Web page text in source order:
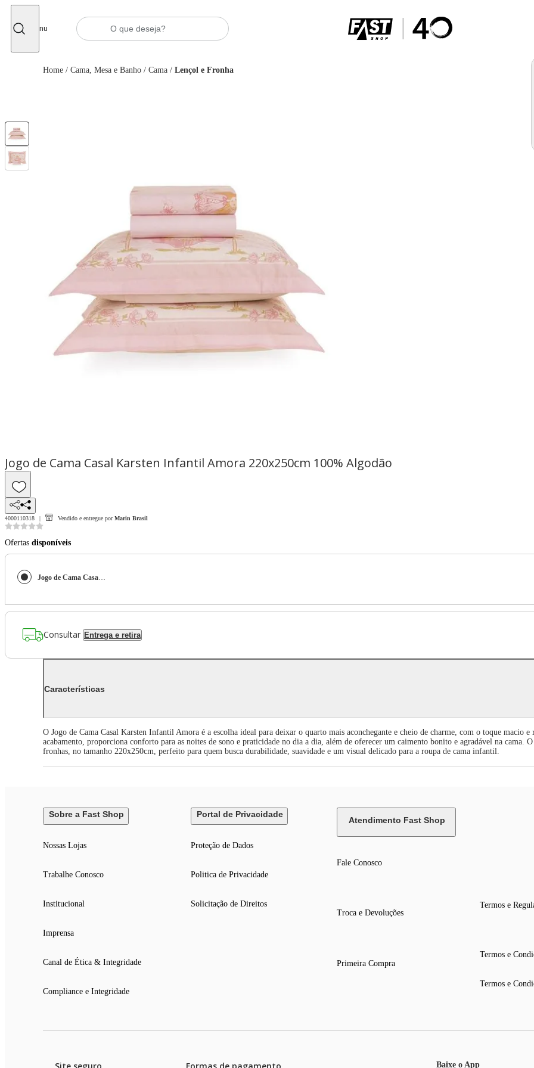
Menu
Home / Cama, Mesa e Banho / Cama / Lençol e Fronha
Jogo de Cama Casal Karsten Infantil Amora 220x250cm 100% Algodão
4000110318 Vendido e entregue por Marin Brasil
Ofertas disponíveis
Jogo de Cama Casal Karsten Infantil Amora 220x250cm 100% Algodão
Consultar Entrega e retira
Características
O Jogo de Cama Casal Karsten Infantil Amora é a escolha ideal para deixar o quarto mais aconchegante e cheio de charme, com o toque macio
acabamento, proporciona conforto para as noites de sono e praticidade no dia a dia, além de oferecer um caimento bonito e agradável na cama.
fronhas, no tamanho 220x250cm, perfeito para quem busca durabilidade, suavidade e um visual delicado para a roupa de cama infantil.
Sobre a Fast Shop
Nossas Lojas
Trabalhe Conosco
Institucional
Imprensa
Canal de Ética & Integridade
Compliance e Integridade
Portal de Privacidade
Proteção de Dados
Politica de Privacidade
Solicitação de Direitos
Atendimento Fast Shop
Fale Conosco
Troca e Devoluções
Primeira Compra
Termos e
Termos e
Termos e
Baixe o App